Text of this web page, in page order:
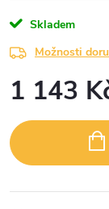
Skladem
Možnosti
1 143
cena: